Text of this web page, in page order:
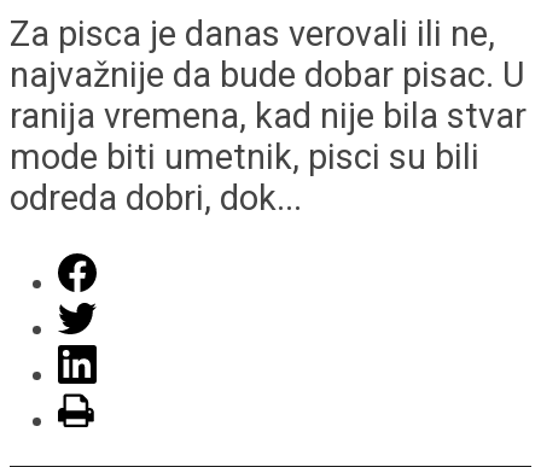
Za pisca je danas verovali ili ne,
najvažnije da bude dobar pisac. U
ranija vremena, kad nije bila stvar
mode biti umetnik, pisci su bili
odreda dobri, dok...